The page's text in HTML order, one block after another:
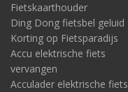
Fietskaarthouder
Ding Dong fietsbel geluid
Korting op Fietsparadijs
Accu elektrische fiets
vervangen
Acculader elektrische fiets